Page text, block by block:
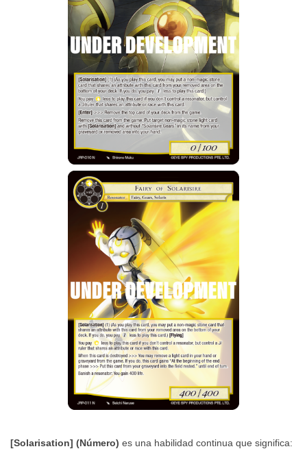
[Solarisation] (Número) es una habilidad continua que significa: